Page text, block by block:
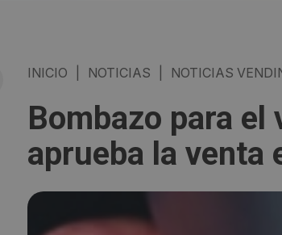
INICIO NOTICIAS NOTICIAS
Bombazo para el
aprueba la venta